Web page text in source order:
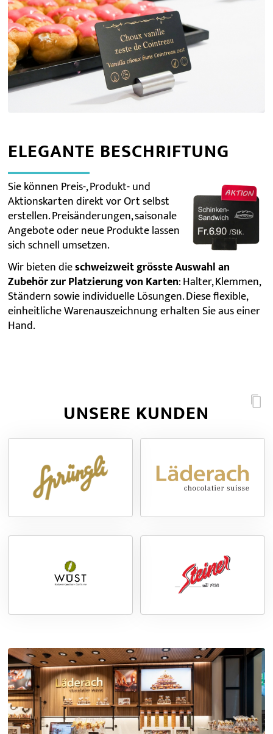
ELEGANTE BESCHRIFTUNG
Sie können Preis-, Produkt- und
Aktionskarten direkt vor Ort selbst
erstellen. Preisänderungen, saisonale
Angebote oder neue Produkte lassen
sich schnell umsetzen.
Wir bieten dieschweizweit grösste Auswahl an
Zubehör zur Platzierung von Karten: Halter, Klemmen,
Ständern sowie individuelle Lösungen. Diese flexible,
einheitliche Warenauszeichnung erhalten Sie aus einer
Hand.
UNSERE KUNDEN